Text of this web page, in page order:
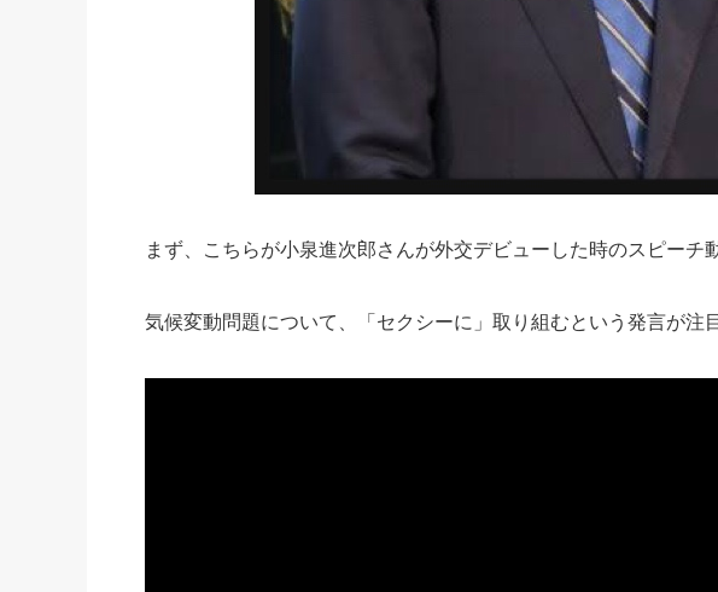
まず、こちらが小泉進次郎さんが外交デビューした時のスピーチ
気候変動問題について、「セクシーに」取り組むという発言が注